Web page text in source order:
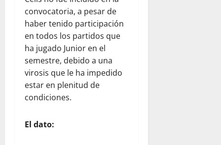
convocatoria, a pesar de
haber tenido participación
en todos los partidos que
ha jugado Junior en el
semestre, debido a una
virosis que le ha impedido
estar en plenitud de
condiciones.
El dato: